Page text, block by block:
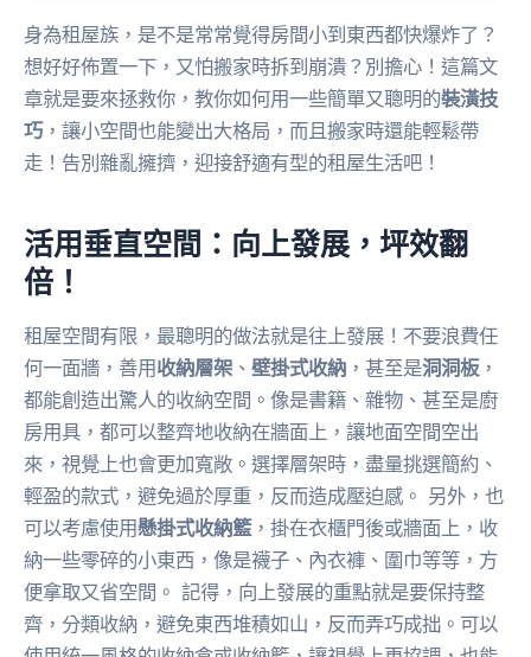
身為租屋族，是不是常常覺得房間小到東西都快爆炸了？
想好好佈置一下，又怕搬家時拆到崩潰？別擔心！這篇文
章就是要來拯救你，教你如何用一些簡單又聰明的裝潢技
巧，讓小空間也能變出大格局，而且搬家時還能輕鬆帶
走！告別雜亂擁擠，迎接舒適有型的租屋生活吧！
活用垂直空間：向上發展，坪效翻
倍！
租屋空間有限，最聰明的做法就是往上發展！不要浪費任
何一面牆，善用收納層架 、 壁掛式收納 ，甚至是洞洞板 ，
都能創造出驚人的收納空間。像是書籍、雜物、甚至是廚
房用具，都可以整齊地收納在牆面上，讓地面空間空出
來，視覺上也會更加寬敞。選擇層架時，盡量挑選簡約、
輕盈的款式，避免過於厚重，反而造成壓迫感。 另外，也
可以考慮使用懸掛式收納籃，掛在衣櫃門後或牆面上，收
納一些零碎的小東西，像是襪子、內衣褲、圍巾等等，方
便拿取又省空間。 記得，向上發展的重點就是要保持整
齊，分類收納，避免東西堆積如山，反而弄巧成拙。可以